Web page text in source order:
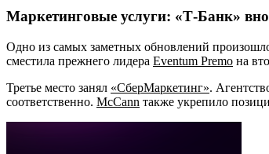
Маркетинговые услуги: «Т-Банк»
Одно из самых заметных обновлений
сместила прежнего лидера Eventum Premo на
Третье место занял «СберМаркетинг».
соответственно. McCann также укрепило